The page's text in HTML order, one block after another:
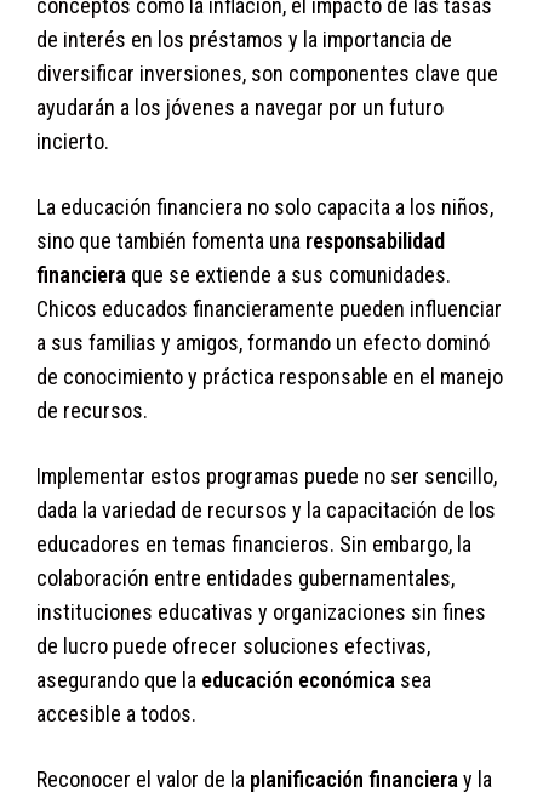
conceptos como la inflación, el impacto de las tasas
de interés en los préstamos y la importancia de
diversificar inversiones, son componentes clave que
ayudarán a los jóvenes a navegar por un futuro
incierto.
La educación financiera no solo capacita a los niños,
sino que también fomenta una responsabilidad
financiera que se extiende a sus comunidades.
Chicos educados financieramente pueden influenciar
a sus familias y amigos, formando un efecto dominó
de conocimiento y práctica responsable en el manejo
de recursos.
Implementar estos programas puede no ser sencillo,
dada la variedad de recursos y la capacitación de los
educadores en temas financieros. Sin embargo, la
colaboración entre entidades gubernamentales,
instituciones educativas y organizaciones sin fines
de lucro puede ofrecer soluciones efectivas,
asegurando que la educación económica sea
accesible a todos.
Reconocer el valor de la planificación financiera y la